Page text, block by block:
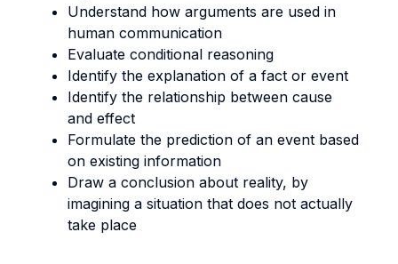
Understand how arguments are used in
human communication
Evaluate conditional reasoning
Identify the explanation of a fact or event
Identify the relationship between cause
and effect
Formulate the prediction of an event based
on existing information
Draw a conclusion about reality, by
imagining a situation that does not actually
take place